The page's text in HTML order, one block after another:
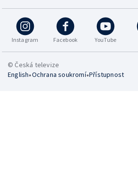
Instagram Facebook YouTube
© Česká televize
English•Ochrana soukromí•Přístupnost